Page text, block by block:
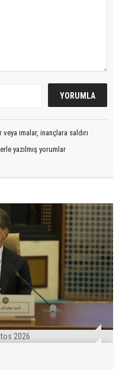
imalar, inançlara saldırı
yazılmış yorumlar
2026